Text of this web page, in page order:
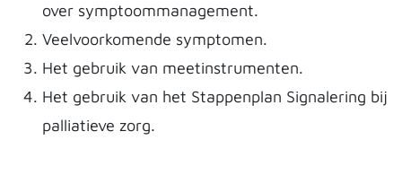
over symptoommanagement.
Veelvoorkomende symptomen.
Het gebruik van meetinstrumenten.
Het gebruik van het Stappenplan Signalering bij
palliatieve zorg.